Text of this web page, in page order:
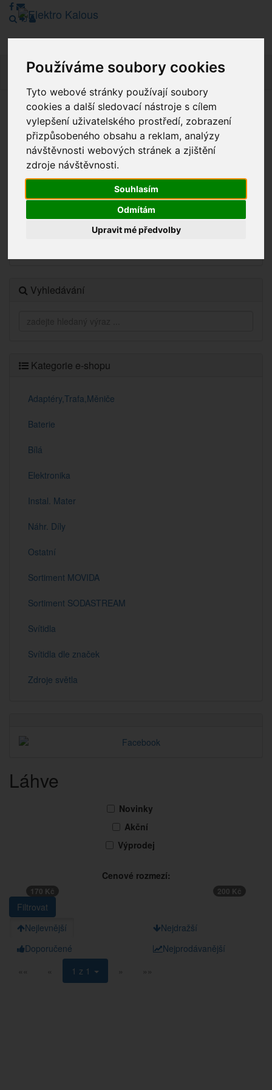
Používáme soubory cookies
Tyto webové stránky používají soubory
cookies a další sledovací nástroje s cílem
vylepšení uživatelského prostředí, zobrazení
přizpůsobeného obsahu a reklam, analýzy
návštěvnosti webových stránek a zjištění
zdroje návštěvnosti.
Souhlasím
Odmítám
Upravit mé předvolby
Vážení zákazníci, v tuto chvíli je Náš internetový obchod v
režimu Katalogu. Objednávky on-line nyní nelze vyřídit.
Děkujeme za pochopení.
Novinky
Vyhledávání
Kategorie e-shopu
Adaptéry,Trafa,Měniče
Baterie
Bílá
Elektronika
Instal. Mater
Náhr. Díly
Ostatní
Sortiment MOVIDA
Sortiment SODASTREAM
Svítidla
Svítidla dle značek
Zdroje světla
Láhve
Novinky
Akční
Výprodej
Cenové rozmezí:
170 Kč 200 Kč
Nejlevnější
Nejdražší
Doporučené
Nejprodávanější
««
« 1 z 1 » »»